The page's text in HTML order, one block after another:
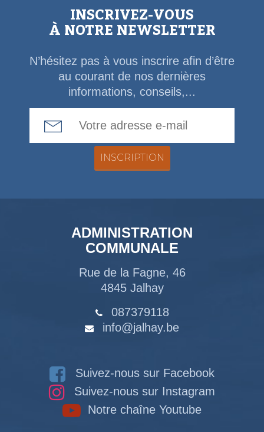
INSCRIVEZ-VOUS
À NOTRE NEWSLETTER
N’hésitez pas à vous inscrire afin d’être
au courant de nos dernières
informations, conseils,...
ADMINISTRATION
COMMUNALE
Rue de la Fagne, 46
4845 Jalhay
087379118
info@jalhay.be
Suivez-nous sur Facebook
Suivez-nous sur Instagram
Notre chaîne Youtube